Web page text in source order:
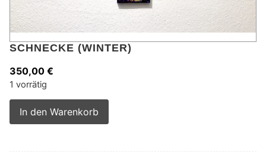
SCHNECKE (WINTER)
350,00 €
1 vorrätig
In den Warenkorb